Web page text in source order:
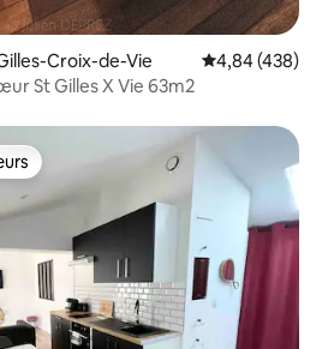
Croix-de-Vie Évaluation
4,84 (438)
St Gilles X Vie 63m2